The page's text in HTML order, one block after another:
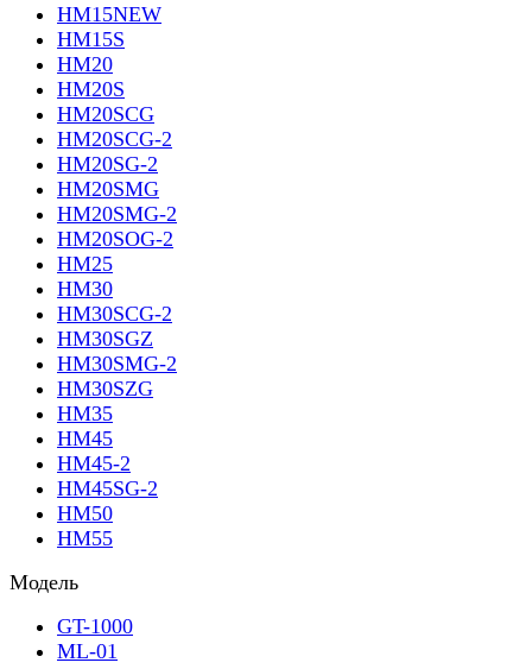
HM15NEW
HM15S
HM20
HM20S
HM20SCG
HM20SCG-2
HM20SG-2
HM20SMG
HM20SMG-2
HM20SOG-2
HM25
HM30
HM30SCG-2
HM30SGZ
HM30SMG-2
HM30SZG
HM35
HM45
HM45-2
HM45SG-2
HM50
HM55
Модель
GT-1000
ML-01